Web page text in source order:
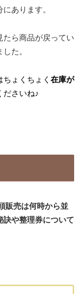
あります。
たら商品が戻ってい
た。
ょくちょく 在庫が
ださいね♪
販売は何時から並
訣や整理券について